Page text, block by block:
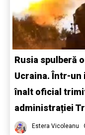
Rusia spulberă
Ucraina. Într-un
înalt oficial
administrației
Estera Vicoleanu